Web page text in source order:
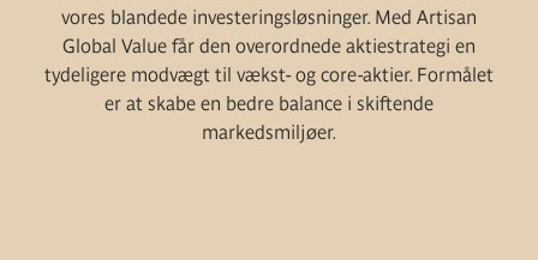
vores blandede investeringsløsninger. Med Artisan
Global Value får den overordnede aktiestrategi en
tydeligere modvægt til vækst- og core-aktier. Formålet
er at skabe en bedre balance i skiftende
markedsmiljøer.